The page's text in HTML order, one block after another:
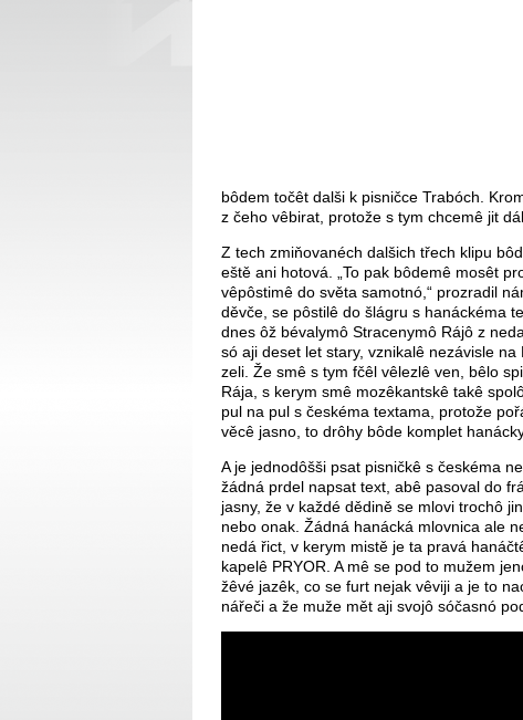
bôdem točêt dalši k pisničce Trabóch.
z čeho vêbirat, protože s tym chcemê jit
Z tech zmiňovanéch dalšich třech klipu
eště ani hotová. „To pak bôdemê mosêt
vêpôstimê do světa samotnó,“ prozradil
děvče, se pôstilê do šlágru s hanáckéma
dnes ôž bévalymô Stracenymô Rájô z
só aji deset let stary, vznikalê nezávisle
zeli. Že smê s tym fčêl vêlezlê ven, bêlo
Rája, s kerym smê mozêkantskê takê
pul na pul s českéma textama, protože
věcê jasno, to drôhy bôde komplet
A je jednodôšši psat pisničkê s českéma
žádná prdel napsat text, abê pasoval do
jasny, že v každé dědině se mlovi trochô
nebo onak. Žádná hanácká mlovnica ale
nedá řict, v kerym mistě je ta pravá
kapelê PRYOR. A mê se pod to mužem
žêvé jazêk, co se furt nejak vêviji a je to
nářeči a že muže mět aji svojô sóčasnó